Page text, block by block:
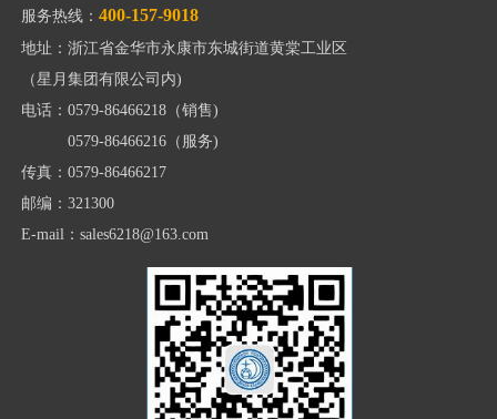
服务热线：400-157-9018
地址：浙江省金华市永康市东城街道黄棠工业区
（星月集团有限公司内)
电话：0579-86466218（销售)
0579-86466216（服务)
传真：0579-86466217
邮编：321300
E-mail：sales6218@163.com